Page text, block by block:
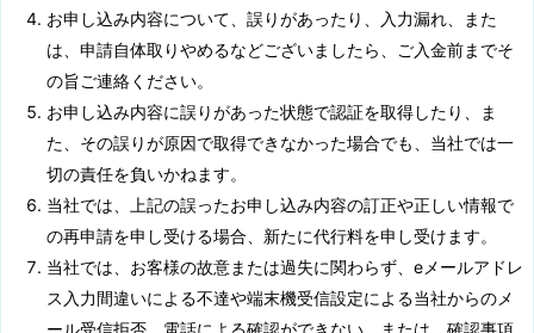
お申し込み内容について、誤りがあったり、入力漏れ、また
は、申請自体取りやめるなどございましたら、ご入金前までそ
の旨ご連絡ください。
お申し込み内容に誤りがあった状態で認証を取得したり、ま
た、その誤りが原因で取得できなかった場合でも、当社では一
切の責任を負いかねます。
当社では、上記の誤ったお申し込み内容の訂正や正しい情報で
の再申請を申し受ける場合、新たに代行料を申し受けます。
当社では、お客様の故意または過失に関わらず、eメールアドレ
ス入力間違いによる不達や端末機受信設定による当社からのメ
ール受信拒否、電話による確認ができない、または、確認事項